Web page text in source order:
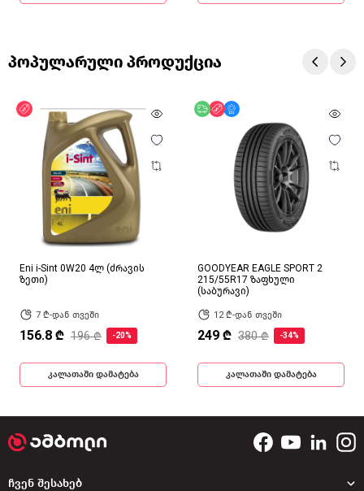
პოპულარული პროდუქცია
ფასდაკლება
Eni i-Sint 0W20 4ლ (ძრავის
ზეთი)
7 ₾-დან თვეში
156.8 ₾ 196 ₾ -20%
კალათაში დამატება
უფასო მიწოდება
ფასდაკლება
GOODYEAR EAGLE SPORT 2
215/55R17 ზაფხული
(საბურავი)
12 ₾-დან თვეში
249 ₾ 380 ₾ -34%
კალათაში დამატება
ჩვენ შესახებ